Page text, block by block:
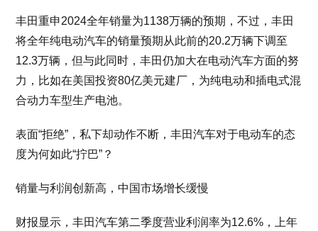
丰田重申2024全年销量为1138万辆的预期，不过，丰田
将全年纯电动汽车的销量预期从此前的20.2万辆下调至
12.3万辆，但与此同时，丰田仍加大在电动汽车方面的努
力，比如在美国投资80亿美元建厂，为纯电动和插电式混
合动力车型生产电池。
表面“拒绝”，私下却动作不断，丰田汽车对于电动车的态
度为何如此“拧巴”？
销量与利润创新高，中国市场增长缓慢
财报显示，丰田汽车第二季度营业利润率为12.6%，上年